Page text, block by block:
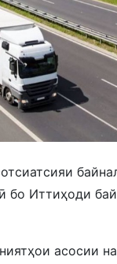
бо Иттиҳоди
асосии